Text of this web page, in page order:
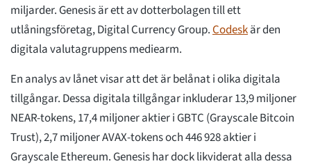
miljarder. Genesis är ett av dotterbolagen till ett
utlåningsföretag, Digital Currency Group.Codeskär den
digitala valutagruppens mediearm.
En analys av lånet visar att det är belånat i olika digitala
tillgångar. Dessa digitala tillgångar inkluderar 13,9 miljoner
NEAR-tokens, 17,4 miljoner aktier i GBTC (Grayscale Bitcoin
Trust), 2,7 miljoner AVAX-tokens och 446 928 aktier i
Grayscale Ethereum. Genesis har dock likviderat alla dessa